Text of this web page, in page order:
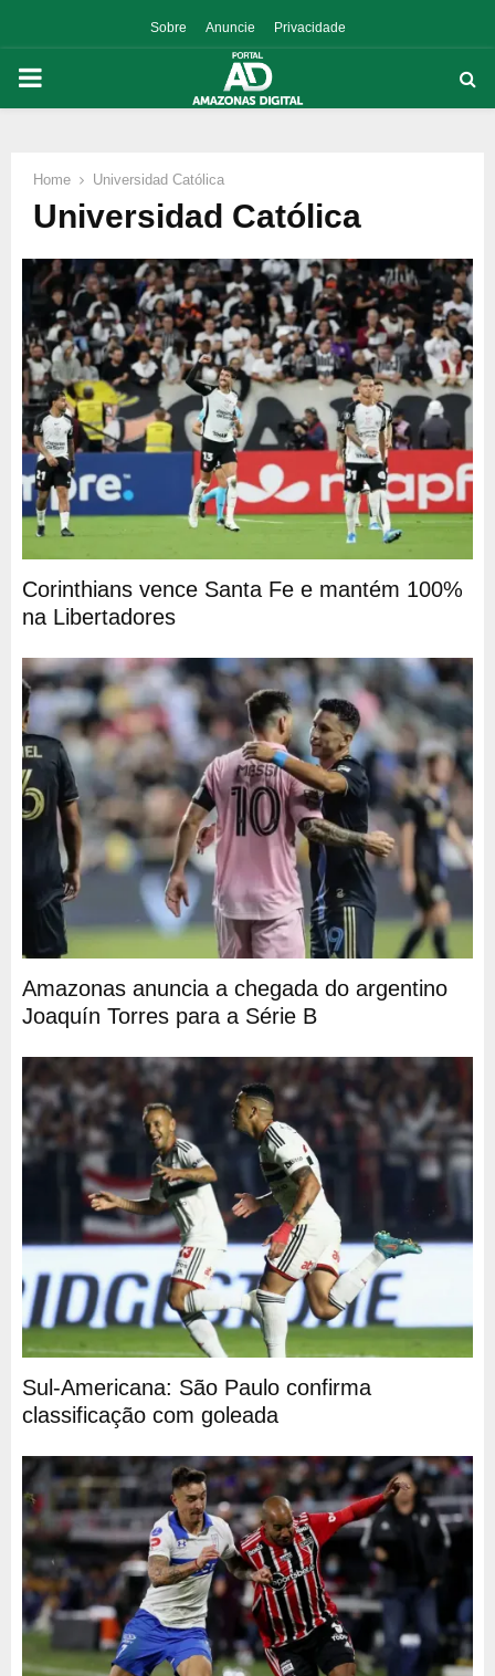
Sobre Anuncie Privacidade
PRIMARY
Home Universidad Católica
Universidad Católica
Corinthians vence Santa Fe e mantém 100%
na Libertadores
Amazonas anuncia a chegada do argentino
Joaquín Torres para a Série B
Sul-Americana: São Paulo confirma
classificação com goleada